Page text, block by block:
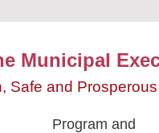
Municipal
Safe and Prosperous
Program and